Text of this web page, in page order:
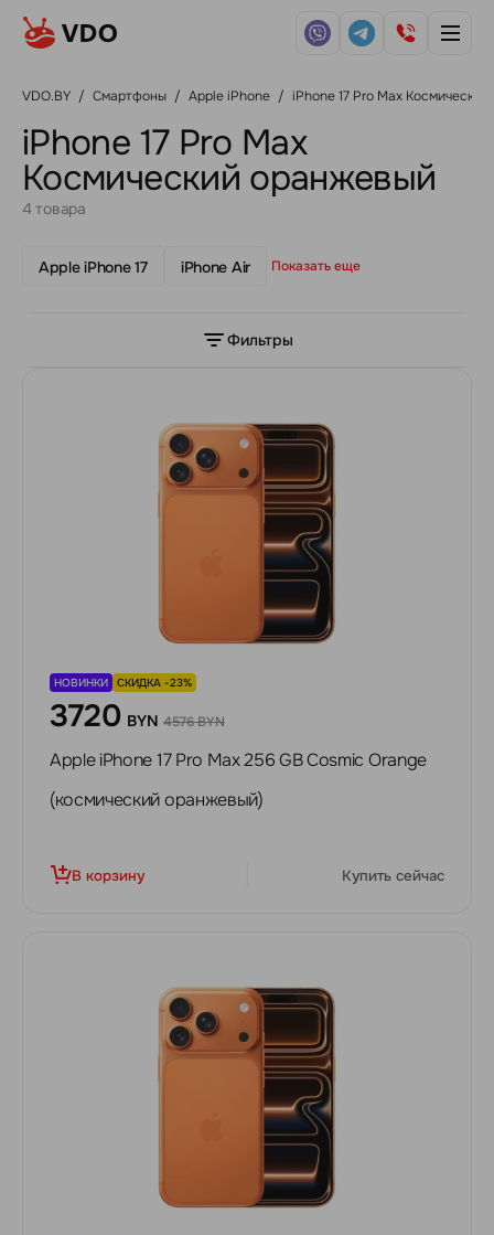
VDO.BY / Смартфоны / Apple iPhone / iPhone 17 Pro Max
iPhone 17 Pro Max
Космический оранжевый
4 товара
Apple iPhone 17 iPhone Air Показать еще
Фильтры
НОВИНКИ СКИДКА -23%
3720 BYN 4576 BYN
Apple iPhone 17 Pro Max 256 GB Cosmic Orange
(космический оранжевый)
В корзину Купить сейчас